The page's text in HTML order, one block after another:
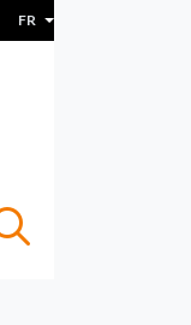
FR Lister les actions